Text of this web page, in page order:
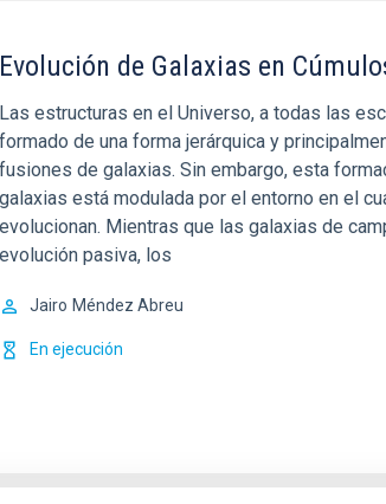
Evolución de Galaxias en
Las estructuras en el Universo, a todas las
formado de una forma jerárquica y
fusiones de galaxias. Sin embargo, esta
galaxias está modulada por el entorno en el
evolucionan. Mientras que las galaxias de
evolución pasiva, los
Jairo Méndez Abreu
En ejecución